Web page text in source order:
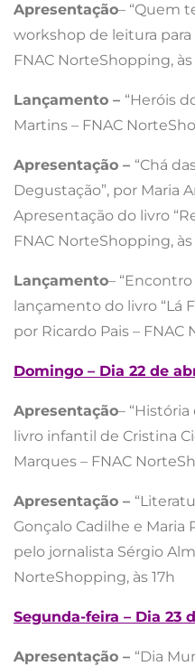
Apresentação– “Quem
workshop de leitura para
FNAC NorteShopping, às
Lançamento – “Heróis
Martins – FNAC
Apresentação – “Chá
Degustação”, por Maria
Apresentação do livro
FNAC NorteShopping, às
Lançamento–
lançamento do livro “Lá
por Ricardo Pais – FNAC
Domingo – Dia 22 de
Apresentação–
livro infantil de Cristina
Marques – FNAC
Apresentação –
Gonçalo Cadilhe e Maria
pelo jornalista Sérgio
NorteShopping, às 17h
Segunda-feira – Dia 23
Apresentação – “Dia